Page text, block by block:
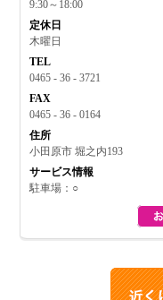
9:30～18:00
定休日
木曜日
TEL
0465 - 36 - 3721
FAX
0465 - 36 - 0164
住所
小田原市 堀之内193
サービス情報
駐車場：○